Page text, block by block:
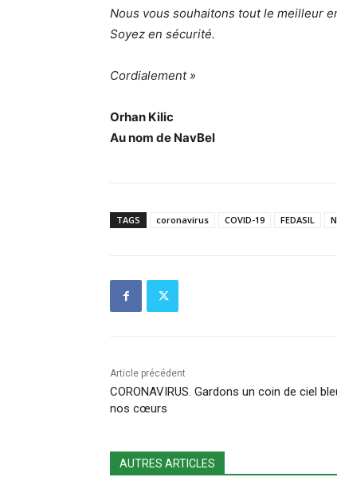
Nous vous souhaitons tout le meilleur
Soyez en sécurité.
Cordialement »
Orhan Kilic
Au nom de NavBel
TAGS coronavirus COVID-19 FEDASIL
Article précédent
CORONAVIRUS. Gardons un coin de ciel
nos cœurs
AUTRES ARTICLES